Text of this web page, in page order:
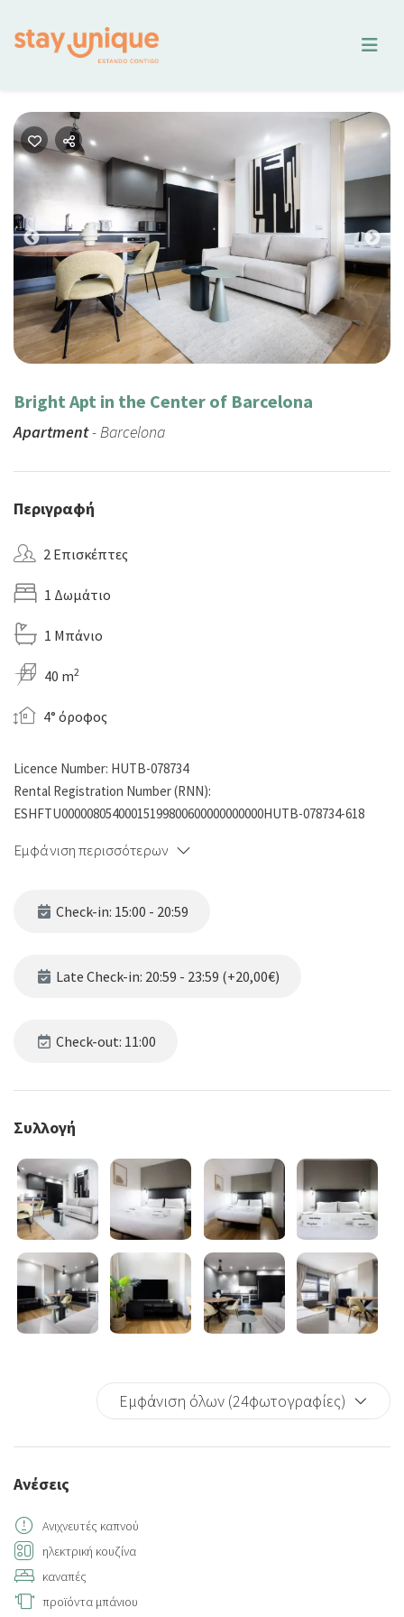
Previous
Bright Apt in the Center of Barcelona
Apartment- Barcelona
Περιγραφή
2 Επισκέπτες
1 Δωμάτιο
1 Μπάνιο
40 m2
4° όροφος
Licence Number: HUTB-078734
Rental Registration Number (RNN):
ESHFTU00000805400015199800600000000000HUTB-078734-618
Εμφάνιση περισσότερων
Check-in: 15:00 - 20:59
Late Check-in: 20:59 - 23:59 (+20,00€)
Check-out: 11:00
Συλλογή
Εμφάνιση όλων (24φωτογραφίες)
Ανέσεις
Ανιχνευτές καπνού
ηλεκτρική κουζίνα
καναπές
προϊόντα μπάνιου